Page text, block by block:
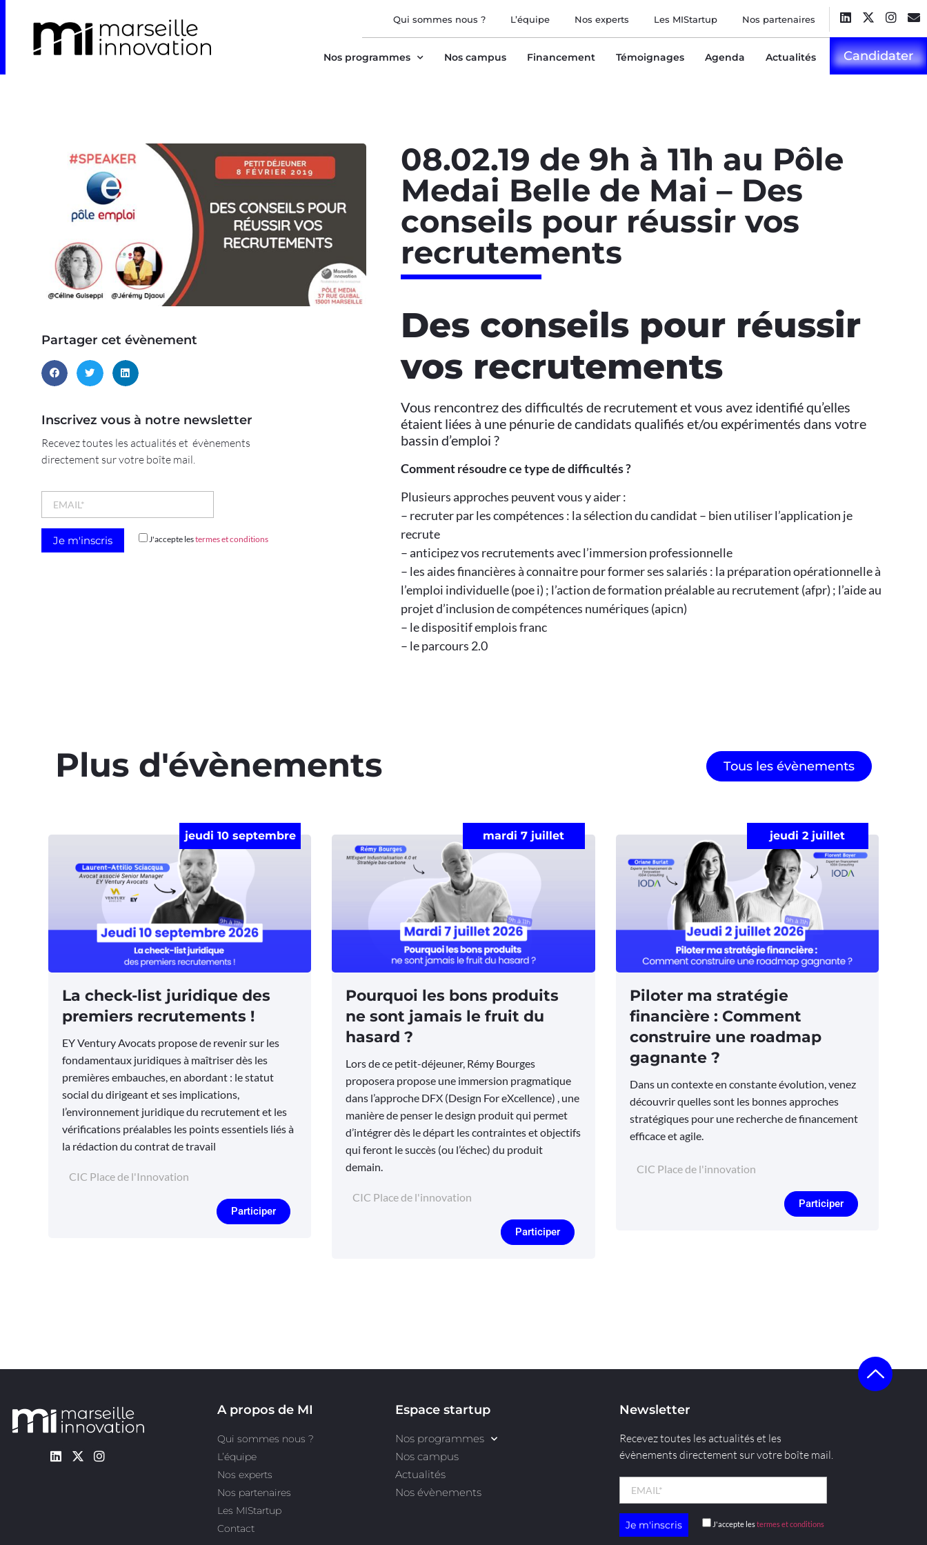
Qui sommes nous ? L’équipe Nos experts Les MIStartup Nos partenaires
Nos programmes Nos campus Financement Témoignages Agenda Actualités Candidater
Partager cet évènement
Inscrivez vous à notre newsletter
Recevez toutes les actualités et évènements
directement sur votre boîte mail.
J'accepte lestermes et conditions
08.02.19 de 9h à 11h au Pôle
Medai Belle de Mai – Des
conseils pour réussir vos
recrutements
Des conseils pour réussir
vos recrutements
Vous rencontrez des difficultés de recrutement et vous avez identifié qu’elles
étaient liées à une pénurie de candidats qualifiés et/ou expérimentés dans votre
bassin d’emploi ?
Comment résoudre ce type de difficultés ?
Plusieurs approches peuvent vous y aider :
– recruter par les compétences : la sélection du candidat – bien utiliser l’application je
recrute
– anticipez vos recrutements avec l’immersion professionnelle
– les aides financières à connaitre pour former ses salariés : la préparation opérationnelle à
l’emploi individuelle (poe i) ; l’action de formation préalable au recrutement (afpr) ; l’aide au
projet d’inclusion de compétences numériques (apicn)
– le dispositif emplois franc
– le parcours 2.0
Plus d'évènements​ Tous les évènements
jeudi 10 septembre
La check-list juridique des
premiers recrutements !
EY Ventury Avocats propose de revenir sur les
fondamentaux juridiques à maîtriser dès les
premières embauches, en abordant : le statut
social du dirigeant et ses implications,
l’environnement juridique du recrutement et les
vérifications préalables les points essentiels liés à
la rédaction du contrat de travail
CIC Place de l'Innovation
Participer
mardi 7 juillet
Pourquoi les bons produits
ne sont jamais le fruit du
hasard ?
Lors de ce petit-déjeuner, Rémy Bourges
proposera propose une immersion pragmatique
dans l’approche DFX (Design For eXcellence) , une
manière de penser le design produit qui permet
d’intégrer dès le départ les contraintes et objectifs
qui feront le succès (ou l’échec) du produit
demain.
CIC Place de l'innovation
Participer
jeudi 2 juillet
Piloter ma stratégie
financière : Comment
construire une roadmap
gagnante ?
Dans un contexte en constante évolution, venez
découvrir quelles sont les bonnes approches
stratégiques pour une recherche de financement
efficace et agile.
CIC Place de l'innovation
Participer
A propos de MI
Qui sommes nous ?
L’équipe
Nos experts
Nos partenaires
Les MIStartup
Contact
Espace startup
Nos programmes
Nos campus
Actualités
Nos évènements
Newsletter
Recevez toutes les actualités et les
évènements directement sur votre boîte mail.
J'accepte lestermes et conditions